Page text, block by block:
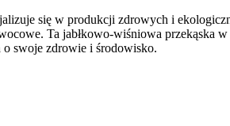
się w produkcji zdrowych i
Ta jabłkowo-wiśniowa przekąska
o swoje zdrowie i środowisko.